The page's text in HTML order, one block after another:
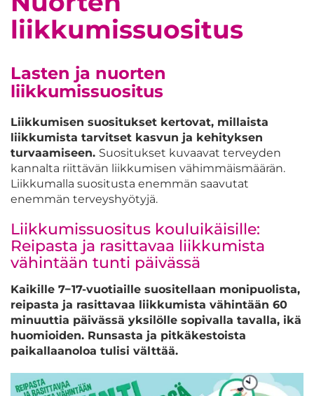
liikkumissuositus
Lasten ja nuorten
liikkumissuositus
Liikkumisen suositukset kertovat, millaista
liikkumista tarvitset kasvun ja kehityksen
turvaamiseen. Suositukset kuvaavat terveyden
kannalta riittävän liikkumisen vähimmäismäärän.
Liikkumalla suositusta enemmän saavutat
enemmän terveyshyötyjä.
Liikkumissuositus kouluikäisille:
Reipasta ja rasittavaa liikkumista
vähintään tunti päivässä
Kaikille 7−17-vuotiaille suositellaan monipuolista,
reipasta ja rasittavaa liikkumista vähintään 60
minuuttia päivässä yksilölle sopivalla tavalla, ikä
huomioiden. Runsasta ja pitkäkestoista
paikallaanoloa tulisi välttää.